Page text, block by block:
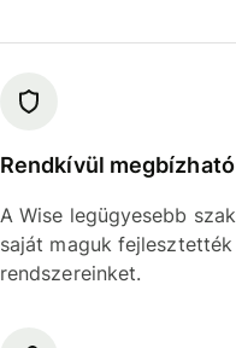
Rendkívül
A Wise legügyesebb
saját maguk
rendszereinket.